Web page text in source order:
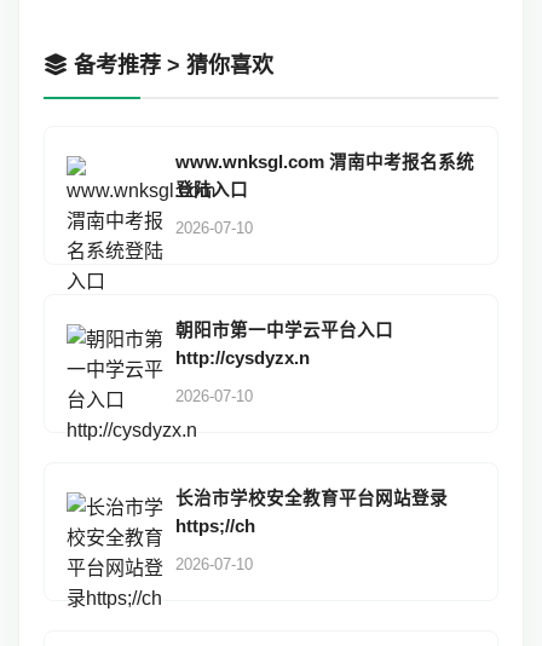
备考推荐 > 猜你喜欢
www.wnksgl.com 渭南中考报名系统
登陆入口
2026-07-10
朝阳市第一中学云平台入口
http://cysdyzx.n
2026-07-10
长治市学校安全教育平台网站登录
https;//ch
2026-07-10